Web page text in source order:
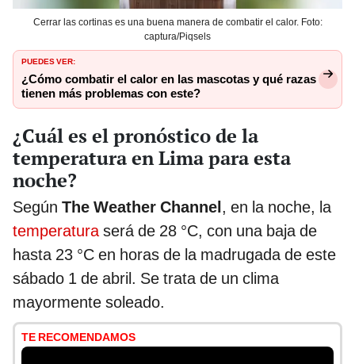
Cerrar las cortinas es una buena manera de combatir el calor. Foto:
captura/Piqsels
PUEDES VER:
¿Cómo combatir el calor en las mascotas y qué razas
tienen más problemas con este?
¿Cuál es el pronóstico de la
temperatura en Lima para esta
noche?
Según The Weather Channel, en la noche, la
temperaturaserá de 28 °C, con una baja de
hasta 23 °C en horas de la madrugada de este
sábado 1 de abril. Se trata de un clima
mayormente soleado.
TE RECOMENDAMOS